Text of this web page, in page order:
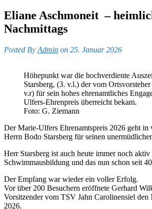
Eliane Aschmoneit –
Nachmittags
Posted By Admin on 25. Januar 2026
Höhepunkt war die hochverdiente
Starsberg, (3. v.l.) der vom
v.r) für sein hohes ehrenamtliches
Ulfers-Ehrenpreis überreicht bekam.
Foto: G. Ziemann
Der Marie-Ulfers Ehrenamtspreis 2026 geht in
Herrn Bodo Starsberg für seinen
Herr Starsberg ist auch heute immer noch aktiv
Schwimmausbildung und das nun schon seit
Der Empfang war wieder ein voller Erfolg.
Vor über 200 Besuchern eröffnete Gerhard
Vorsitzender vom TSV Jahn Carolinensiel den
2026.